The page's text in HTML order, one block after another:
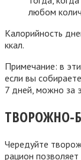
любом
Калорийность
ккал.
Примечание: в
если вы
7 дней, можно за
ТВОРОЖНО-
Чередуйте
рацион